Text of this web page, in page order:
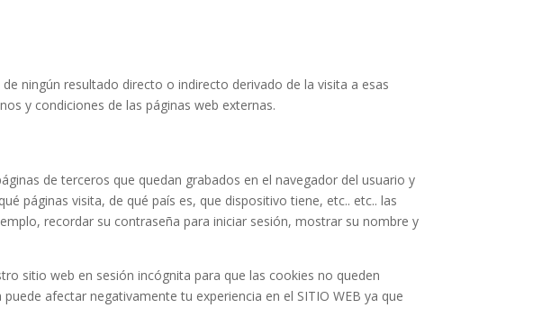
ningún resultado directo o indirecto derivado de la visita a esas
y condiciones de las páginas web externas.
de terceros que quedan grabados en el navegador del usuario y
páginas visita, de qué país es, que dispositivo tiene, etc.. etc.. las
recordar su contraseña para iniciar sesión, mostrar su nombre y
sitio web en sesión incógnita para que las cookies no queden
afectar negativamente tu experiencia en el SITIO WEB ya que